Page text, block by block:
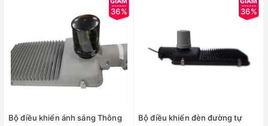
36%
Bộ điều khiển ánh sáng Thông
36%
Bộ điều khiển đèn đường tự